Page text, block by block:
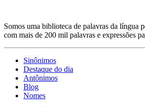
Somos uma biblioteca de palavras da língua
com mais de 200 mil palavras e expressões
Sinônimos
Destaque do dia
Antônimos
Blog
Nomes